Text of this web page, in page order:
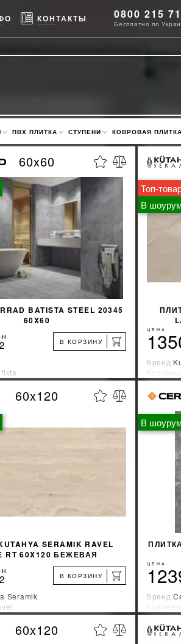
КОНТАКТЫ 0800 215
Бесплатно по
ПВХ ПЛИТКА СТУПЕНИ КОВРОВАЯ ПЛИТКА
60x60
BATISTA STEEL 20345
60X60
В КОРЗИНУ
Польша
УЗНАТЬ СВОЮ СКИДКУ %
Топ-
В
ЦЕНА
Бренд:
Страна-
60x120
SERAMIK RAVEL
RT 60X120 БЕЖЕВАЯ
В КОРЗИНУ
Seramik
Турция
УЗНАТЬ СВОЮ СКИДКУ %
В
ПЛИТКА
ЦЕНА
Бренд:
Страна-
60x120